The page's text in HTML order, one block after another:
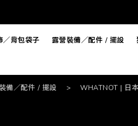
／背包袋子 露營裝備／配件 / 擺設
備／配件 / 擺設 > WHATNOT | 日